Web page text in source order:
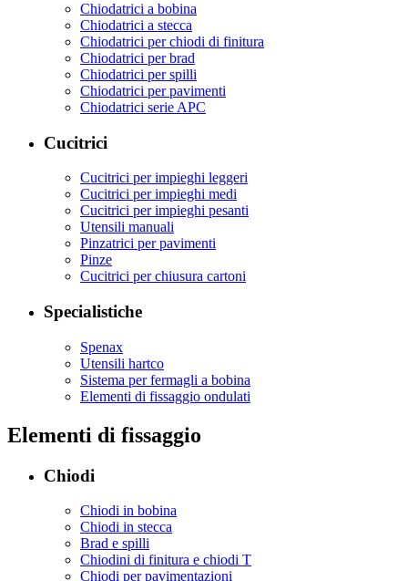
Chiodatrici a bobina
Chiodatrici a stecca
Chiodatrici per chiodi di finitura
Chiodatrici per brad
Chiodatrici per spilli
Chiodatrici per pavimenti
Chiodatrici serie APC
Cucitrici
Cucitrici per impieghi leggeri
Cucitrici per impieghi medi
Cucitrici per impieghi pesanti
Utensili manuali
Pinzatrici per pavimenti
Pinze
Cucitrici per chiusura cartoni
Specialistiche
Spenax
Utensili hartco
Sistema per fermagli a bobina
Elementi di fissaggio ondulati
Elementi di fissaggio
Chiodi
Chiodi in bobina
Chiodi in stecca
Brad e spilli
Chiodini di finitura e chiodi T
Chiodi per pavimentazioni